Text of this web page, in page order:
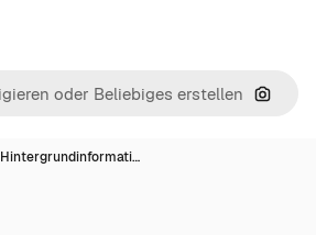
Nach
Hintergrundinformati…